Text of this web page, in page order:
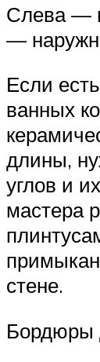
Слева —
—
Если
ванных
длины,
углов и
мастера
стене.
Бордюры